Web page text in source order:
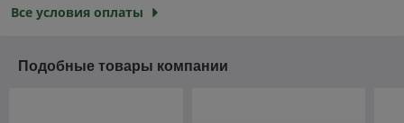
Все условия оплаты
Подобные товары компании